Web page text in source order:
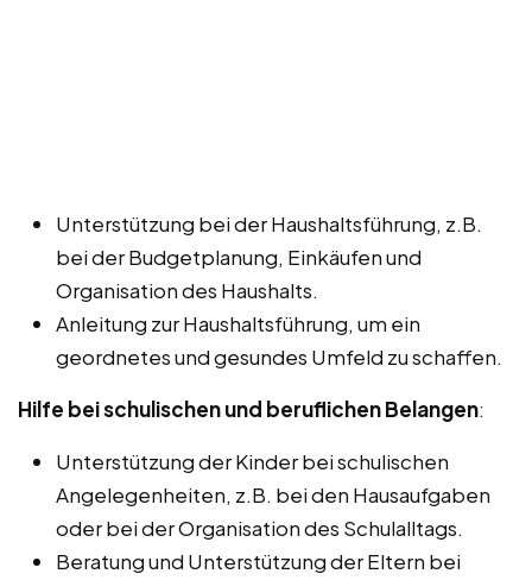
Unterstützung bei der Haushaltsführung, z.B.
bei der Budgetplanung, Einkäufen und
Organisation des Haushalts.
Anleitung zur Haushaltsführung, um ein
geordnetes und gesundes Umfeld zu schaffen.
Hilfe bei schulischen und beruflichen Belangen:
Unterstützung der Kinder bei schulischen
Angelegenheiten, z.B. bei den Hausaufgaben
oder bei der Organisation des Schulalltags.
Beratung und Unterstützung der Eltern bei